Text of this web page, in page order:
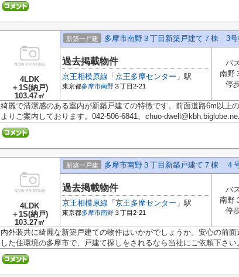
4LDK
＋1S(納戸)
103.47㎡
新築一戸建 多摩市南野３丁目新築戸建て７棟 3号
過去掲載物件
京王相模原線 「 京王多摩センター 」駅
東京都多摩市南野３丁目2-21
バ
南野
停
綺麗で清潔感のある室内が新築戸建ての特徴です。前面道路6m以上
よりご案内しております。042-506-6841、chuo-
4LDK
＋1S(納戸)
103.27㎡
新築一戸建 多摩市南野３丁目新築戸建て７棟 ４
過去掲載物件
京王相模原線 「 京王多摩センター 」駅
東京都多摩市南野３丁目2-21
バ
南野
停
内外装共に綺麗な新築戸建ての物件はいかがでしょうか。安心の前
した住環境の多摩市で、戸建て探しをされるなら当社にご依頼下さい